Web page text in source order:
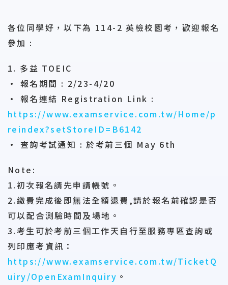
各位同學好，以下為 114-2 英檢校園考，歡迎報名
參加 :
1. 多益 TOEIC
• 報名期間 : 2/23-4/20
• 報名連結 Registration Link :
https://www.examservice.com.tw/Home/p
reindex?setStoreID=B6142
• 查詢考試通知 : 於考前三個 May 6th
Note:
1.初次報名請先申請帳號。
2.繳費完成後即無法全額退費,請於報名前確認是否
可以配合測驗時間及場地。
3.考生可於考前三個工作天自行至服務專區查詢或
列印應考資訊：
https://www.examservice.com.tw/TicketQ
uiry/OpenExamInquiry 。